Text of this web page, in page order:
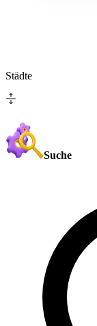
Städte
Suche